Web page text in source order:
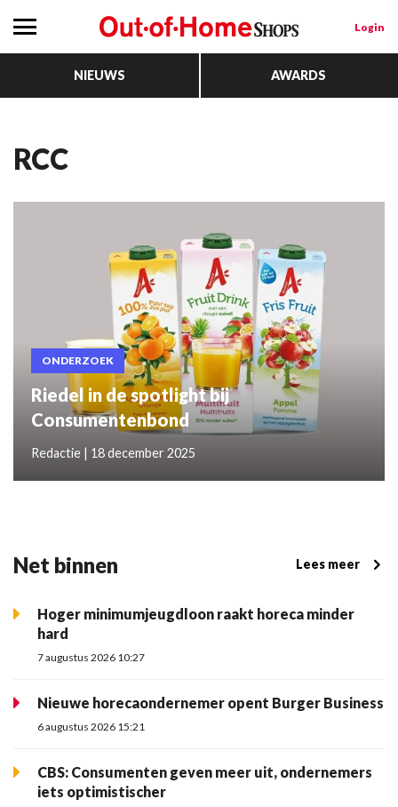
Login
NIEUWS AWARDS
RCC
ONDERZOEK
Riedel in de spotlight bij
Consumentenbond
Redactie | 18 december 2025
Net binnen Lees meer
Hoger minimumjeugdloon raakt horeca minder
hard
7 augustus 2026 10:27
Nieuwe horecaondernemer opent Burger Business
6 augustus 2026 15:21
CBS: Consumenten geven meer uit, ondernemers
iets optimistischer